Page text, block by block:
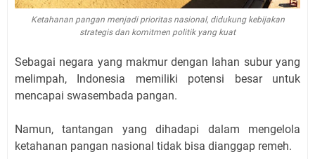
Ketahanan pangan menjadi prioritas nasional, didukung kebijakan
strategis dan komitmen politik yang kuat
Sebagai negara yang makmur dengan lahan subur yang
melimpah, Indonesia memiliki potensi besar untuk
mencapai swasembada pangan.
Namun, tantangan yang dihadapi dalam mengelola
ketahanan pangan nasional tidak bisa dianggap remeh.